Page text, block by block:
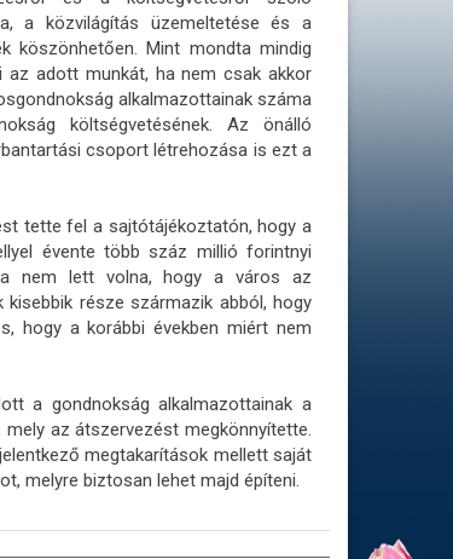
a közvilágítás üzemeltetése és a
köszönhetően. Mint mondta mindig
az adott munkát, ha nem csak akkor
alkalmazottainak száma
költségvetésének. Az önálló
csoport létrehozása is ezt a
tette fel a sajtótájékoztatón, hogy a
évente több száz millió forintnyi
nem lett volna, hogy a város az
része származik abból, hogy
hogy a korábbi években miért nem
a gondnokság alkalmazottainak a
az átszervezést megkönnyítette.
megtakarítások mellett saját
melyre biztosan lehet majd építeni.